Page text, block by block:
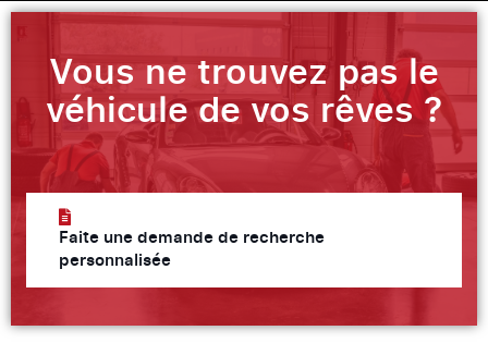
Vous ne trouvez pas le
véhicule de vos rêves ?
Faite une demande de recherche
personnalisée